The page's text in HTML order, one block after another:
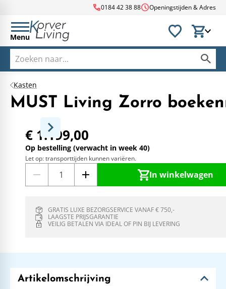
call0184 42 38 88scheduleOpeningstijden & Adres
Menu
Kasten
MUST Living Zorro
€ 1.199,00
Op bestelling (verwacht in week 40)
Let op: transporttijden kunnen variëren.
In winkelwagen
GRATIS LUXE BEZORGSERVICE VANAF € 750,-
LAAGSTE PRIJSGARANTIE
VEILIG BETALEN VIA IDEAL OF PIN BIJ LEVERING
Artikelomschrijving